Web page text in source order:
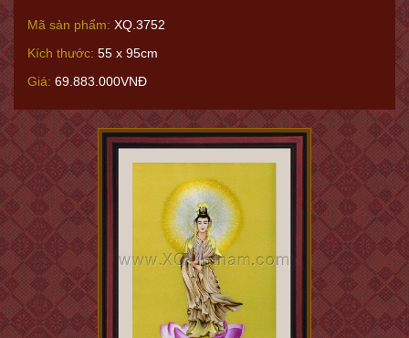
Mã sản phẩm: XQ.3752
Kích thước: 55 x 95cm
Giá: 69.883.000VNĐ